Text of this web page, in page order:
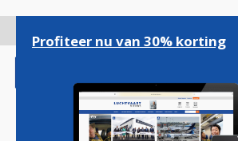
gaan
Profiteer nu van 30% korting